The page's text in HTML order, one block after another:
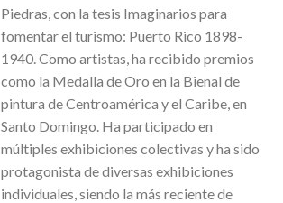
Piedras, con la tesis Imaginarios para
fomentar el turismo: Puerto Rico 1898-
1940. Como artistas, ha recibido premios
como la Medalla de Oro en la Bienal de
pintura de Centroamérica y el Caribe, en
Santo Domingo. Ha participado en
múltiples exhibiciones colectivas y ha sido
protagonista de diversas exhibiciones
individuales, siendo la más reciente de